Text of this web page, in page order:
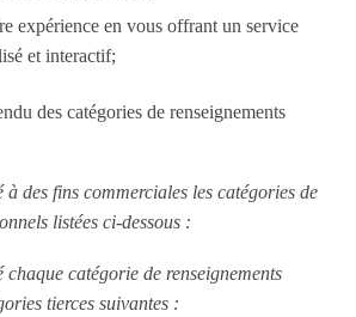
expérience en vous offrant un service
et interactif;
des catégories de renseignements
à des fins commerciales les catégories de
listées ci-dessous :
chaque catégorie de renseignements
tierces suivantes :